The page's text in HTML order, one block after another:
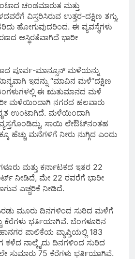
ಚಂಡಮಾರುತ ಮತ್ತು
ವಿಸ್ತರಿಸಿರುವ ಉತ್ತರ-ದಕ್ಷಿಣ ತಗ್ಗು,
ಹೋಗುವುದರಿಂದ. ಈ ವ್ಯವಸ್ಥೆಗಳು
ಅಸ್ಥಿರತೆವಾಗಿದೆ ಭಾರೀ
ಪೂರ್ವ-ಮಾನ್ಸೂನ್ ಮಳೆಯನ್ನು
ಇದನ್ನು “ಮಾವಿನ ಮಳೆ”ದಕ್ಷಿಣ
ಈ ಋತುಮಾನದ ಮಳೆ
ಮಳೆಯಿಂದಾಗಿ ನಗರದ ಹಲವಾರು
ಉಂಟಾಗಿದೆ. ಮಳೆಯಿಂದಾಗಿ
ಸಾಯಿ ಲೇಔಟ್‌ನಂತಹ
ಹೆಚ್ಚು ಮನೆಗಳಿಗೆ ನೀರು ನುಗ್ಗಿದ ಎಂದು
ಮತ್ತು ಕರ್ನಾಟಕದ ಇತರ 22
ನೀಡಿದೆ, ಮೇ 22 ರವರೆಗೆ ಭಾರೀ
ಎಚ್ಚರಿಕೆ ನೀಡಿದೆ.
ಮೂರು ದಿನಗಳಿಂದ ಸುರಿದ ಮಳೆಗೆ
ಕೆರೆಗಳು ಭರ್ತಿಯಾಗಿವೆ. ಬೆಂಗಳೂರಿನ
ಪಾಲಿಕೆಯ ವ್ಯಾಪ್ತಿಯಲ್ಲಿ 183
ಕಳೆದ ನಾಲ್ಕೈದು ದಿನಗಳಿಂದ ಸುರಿದ
ಸುಮಾರು 75 ಕೆರೆಗಳು ಭರ್ತಿಯಾಗಿವೆ.